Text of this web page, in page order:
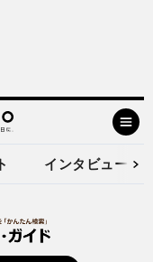
インタビュー